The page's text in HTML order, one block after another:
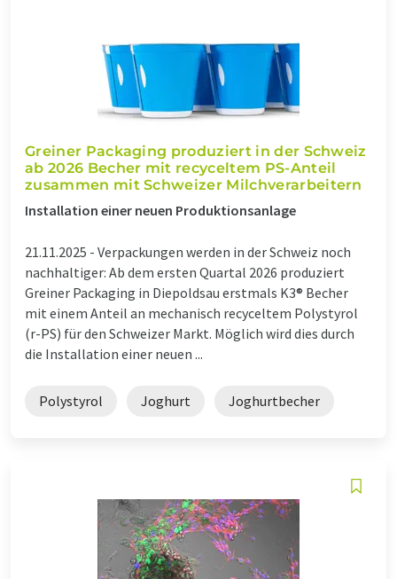
Greiner Packaging produziert in der Schweiz
ab 2026 Becher mit recyceltem PS-Anteil
zusammen mit Schweizer Milchverarbeitern
Installation einer neuen Produktionsanlage
21.11.2025 - Verpackungen werden in der Schweiz noch
nachhaltiger: Ab dem ersten Quartal 2026 produziert
Greiner Packaging in Diepoldsau erstmals K3® Becher
mit einem Anteil an mechanisch recyceltem Polystyrol
(r-PS) für den Schweizer Markt. Möglich wird dies durch
die Installation einer neuen ...
Polystyrol Joghurt Joghurtbecher